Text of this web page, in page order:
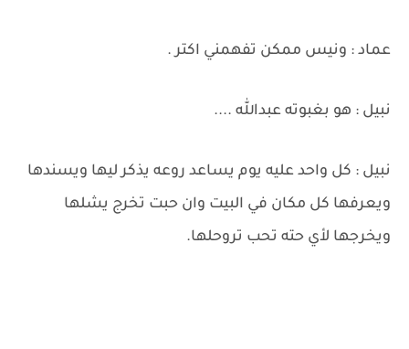
عماد : ونيس ممكن تفهمني اكتر .
نبيل : هو بغبوته عبدالله ....
نبيل : كل واحد عليه يوم يساعد روعه يذكر ليها ويسندها
ويعرفها كل مكان في البيت وان حبت تخرج يشلها
ويخرجها لأي حته تحب تروحلها.